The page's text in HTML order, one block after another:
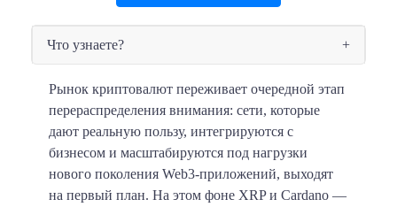
Что узнаете?
Рынок криптовалют переживает очередной этап
перераспределения внимания: сети, которые
дают реальную пользу, интегрируются с
бизнесом и масштабируются под нагрузки
нового поколения Web3-приложений, выходят
на первый план. На этом фоне XRP и Cardano —